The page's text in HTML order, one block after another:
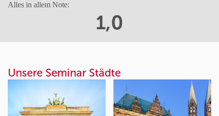
Alles in allem Note:
1,0
Unsere Seminar Städte